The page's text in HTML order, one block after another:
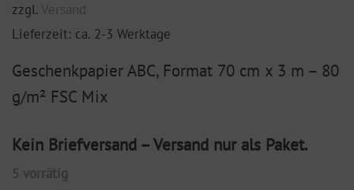
zzgl.Versand
Lieferzeit: ca. 2-3 Werktage
Geschenkpapier ABC, Format 70 cm x 3 m – 80
g/m² FSC Mix
Kein Briefversand – Versand nur als Paket.
5 vorrätig